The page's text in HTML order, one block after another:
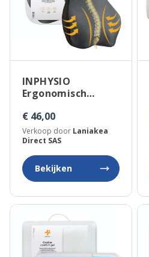
INPHYSIO
Ergonomisch
verstelbare
riemen
€ 46,00
Verkoop door Laniakea
Direct SAS
Bekijken